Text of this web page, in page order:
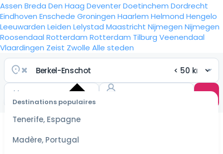
Assen Breda Den Haag DeventerDoetinchem Dordrecht
Eindhoven Enschede Groningen Haarlem Helmond Hengelo
Leeuwarden Leiden Lelystad Maastricht Nijmegen Nijmegen
Roosendaal Rotterdam Rotterdam Tilburg Veenendaal
Vlaardingen Zeist Zwolle Alle steden
Destinations populaires
Tenerife, Espagne
Madère, Portugal
Choisir
les
pour les